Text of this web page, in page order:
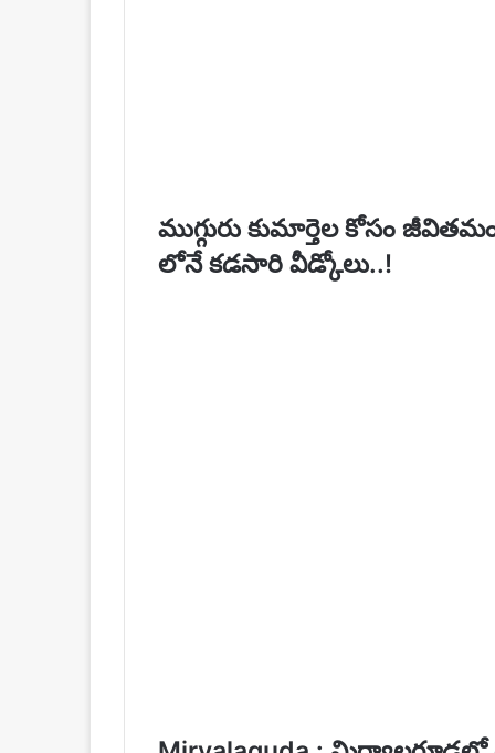
ముగ్గురు కుమార్తెల కోసం
లోనే కడసారి వీడ్కోలు..!